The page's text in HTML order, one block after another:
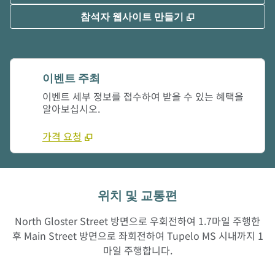
참석자 웹사이트 만들기 ,
이벤트 주최
이벤트 세부 정보를 접수하여 받을 수 있는 혜택을
알아보십시오.
가격 요청
위치 및 교통편
North Gloster Street 방면으로 우회전하여 1.7마일 주행한
후 Main Street 방면으로 좌회전하여 Tupelo MS 시내까지 1
마일 주행합니다.